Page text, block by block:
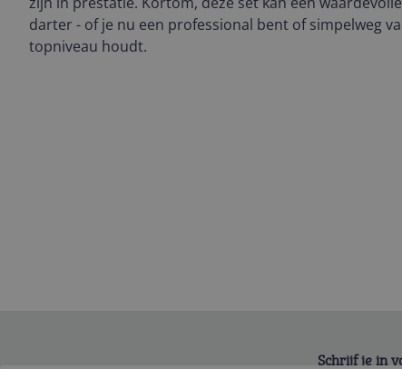
darter - of je nu een professional bent of simpelweg
topniveau houdt.
Schrijf je in